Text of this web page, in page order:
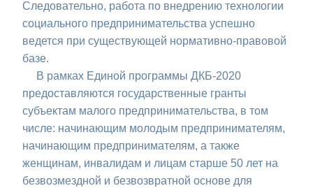
Следовательно, работа по внедрению технологии
социального предпринимательства успешно
ведется при существующей нормативно-правовой
базе.
В рамках Единой программы ДКБ-2020
предоставляются государственные гранты
субъектам малого предпринимательства, в том
числе: начинающим молодым предпринимателям,
начинающим предпринимателям, а также
женщинам, инвалидам и лицам старше 50 лет на
безвозмездной и безвозвратной основе для